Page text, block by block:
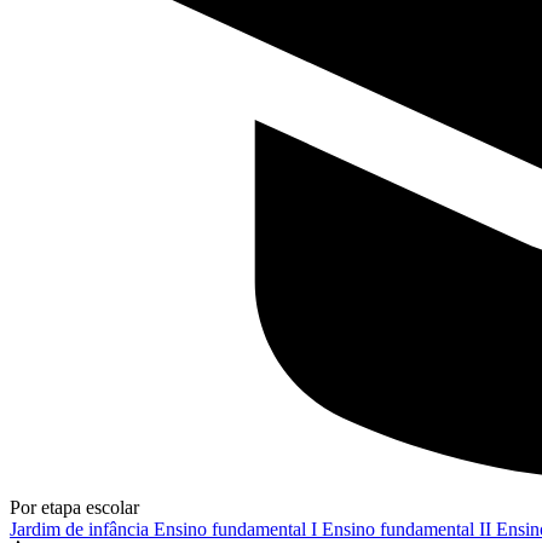
Por etapa escolar
Jardim de infância Ensino fundamental I Ensino fundamental II